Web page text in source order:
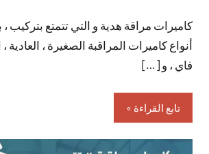
تعليقات
كاميرات مراقة هدية و التي تتمتع بتركيب
أنواع كاميرات المراقبة الصغيرة ، العادية ،
فاي ، و […]
تابع القراءة